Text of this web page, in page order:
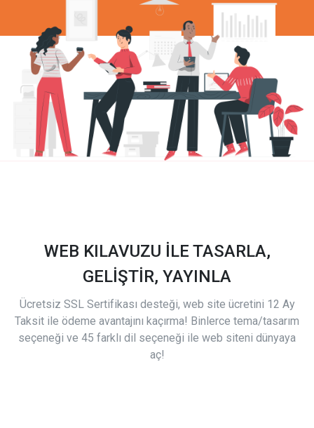
WEB KILAVUZU İLE TASARLA,
GELİŞTİR, YAYINLA
Ücretsiz SSL Sertifikası desteği, web site ücretini 12 Ay
Taksit ile ödeme avantajını kaçırma! Binlerce tema/tasarım
seçeneği ve 45 farklı dil seçeneği ile web siteni dünyaya
aç!